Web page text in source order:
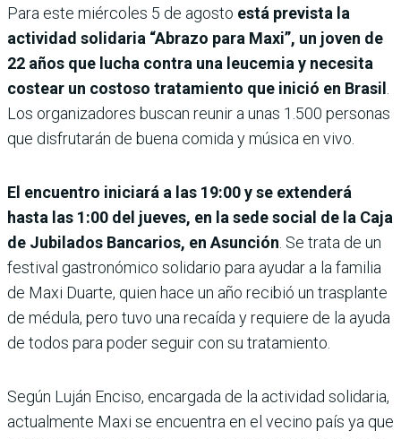
Para este miércoles 5 de agosto está prevista la
actividad solidaria “Abrazo para Maxi”, un joven de
22 años que lucha contra una leucemia y necesita
costear un costoso tratamiento que inició en Brasil .
Los organizadores buscan reunir a unas 1.500 personas
que disfrutarán de buena comida y música en vivo.
El encuentro iniciará a las 19:00 y se extenderá
hasta las 1:00 del jueves, en la sede social de la Caja
de Jubilados Bancarios, en Asunción. Se trata de un
festival gastronómico solidario para ayudar a la familia
de Maxi Duarte, quien hace un año recibió un trasplante
de médula, pero tuvo una recaída y requiere de la ayuda
de todos para poder seguir con su tratamiento.
Según Luján Enciso, encargada de la actividad solidaria,
actualmente Maxi se encuentra en el vecino país ya que